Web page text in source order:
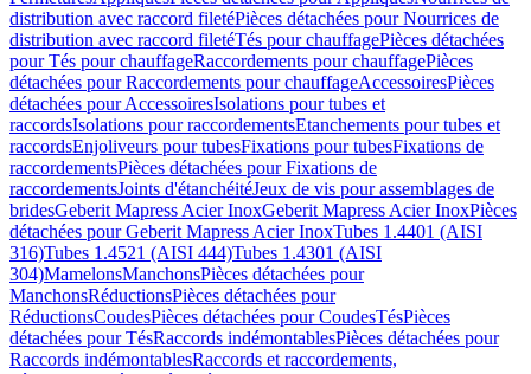
distribution avec raccord filetéPièces détachées pour Nourrices de
distribution avec raccord filetéTés pour chauffagePièces détachées
pour Tés pour chauffageRaccordements pour chauffagePièces
détachées pour Raccordements pour chauffageAccessoiresPièces
détachées pour AccessoiresIsolations pour tubes et
raccordsIsolations pour raccordementsEtanchements pour tubes et
raccordsEnjoliveurs pour tubesFixations pour tubesFixations de
raccordementsPièces détachées pour Fixations de
raccordementsJoints d'étanchéitéJeux de vis pour assemblages de
bridesGeberit Mapress Acier InoxGeberit Mapress Acier InoxPièces
détachées pour Geberit Mapress Acier InoxTubes 1.4401 (AISI
316)Tubes 1.4521 (AISI 444)Tubes 1.4301 (AISI
304)MamelonsManchonsPièces détachées pour
ManchonsRéductionsPièces détachées pour
RéductionsCoudesPièces détachées pour CoudesTésPièces
détachées pour TésRaccords indémontablesPièces détachées pour
Raccords indémontablesRaccords et raccordements,